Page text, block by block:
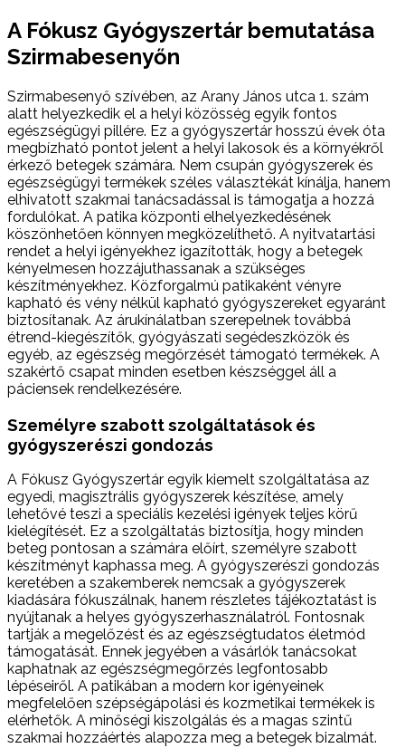
A Fókusz Gyógyszertár bemutatása
Szirmabesenyőn
Szirmabesenyő szívében, az Arany János utca 1. szám
alatt helyezkedik el a helyi közösség egyik fontos
egészségügyi pillére. Ez a gyógyszertár hosszú évek óta
megbízható pontot jelent a helyi lakosok és a környékről
érkező betegek számára. Nem csupán gyógyszerek és
egészségügyi termékek széles választékát kínálja, hanem
elhivatott szakmai tanácsadással is támogatja a hozzá
fordulókat. A patika központi elhelyezkedésének
köszönhetően könnyen megközelíthető. A nyitvatartási
rendet a helyi igényekhez igazították, hogy a betegek
kényelmesen hozzájuthassanak a szükséges
készítményekhez. Közforgalmú patikaként vényre
kapható és vény nélkül kapható gyógyszereket egyaránt
biztosítanak. Az árukínálatban szerepelnek továbbá
étrend-kiegészítők, gyógyászati segédeszközök és
egyéb, az egészség megőrzését támogató termékek. A
szakértő csapat minden esetben készséggel áll a
páciensek rendelkezésére.
Személyre szabott szolgáltatások és
gyógyszerészi gondozás
A Fókusz Gyógyszertár egyik kiemelt szolgáltatása az
egyedi, magisztrális gyógyszerek készítése, amely
lehetővé teszi a speciális kezelési igények teljes körű
kielégítését. Ez a szolgáltatás biztosítja, hogy minden
beteg pontosan a számára előírt, személyre szabott
készítményt kaphassa meg. A gyógyszerészi gondozás
keretében a szakemberek nemcsak a gyógyszerek
kiadására fókuszálnak, hanem részletes tájékoztatást is
nyújtanak a helyes gyógyszerhasználatról. Fontosnak
tartják a megelőzést és az egészségtudatos életmód
támogatását. Ennek jegyében a vásárlók tanácsokat
kaphatnak az egészségmegőrzés legfontosabb
lépéseiről. A patikában a modern kor igényeinek
megfelelően szépségápolási és kozmetikai termékek is
elérhetők. A minőségi kiszolgálás és a magas szintű
szakmai hozzáértés alapozza meg a betegek bizalmát.